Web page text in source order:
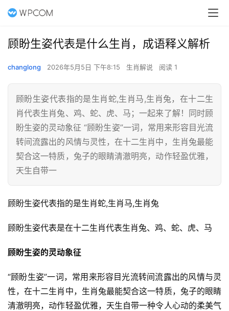
顾盼生姿代表是什么生肖，成语释义解析
changlong 2026年5月5日 下午8:15 生肖解说 阅读 1
顾盼生姿代表指的是生肖蛇,生肖马,生肖兔，在十二生
肖代表生肖兔、鸡、蛇、虎、马；一起来了解！同时顾
盼生姿的灵动象征 “顾盼生姿”一词，常用来形容目光流
转间流露出的风情与灵性，在十二生肖中，生肖兔最能
契合这一特质，兔子的眼睛清澈明亮，动作轻盈优雅，
天生自带一
顾盼生姿代表指的是生肖蛇,生肖马,生肖兔
顾盼生姿代表是在十二生肖代表生肖兔、鸡、蛇、虎、马
顾盼生姿的灵动象征
“顾盼生姿”一词，常用来形容目光流转间流露出的风情与灵
性，在十二生肖中，生肖兔最能契合这一特质，兔子的眼睛
清澈明亮，动作轻盈优雅，天生自带一种令人心动的柔美气